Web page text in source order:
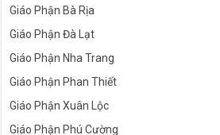
Giáo Phận Bà Rịa
Giáo Phận Đà Lạt
Giáo Phận Nha Trang
Giáo Phận Phan Thiết
Giáo Phận Xuân Lộc
Giáo Phận Phú Cường